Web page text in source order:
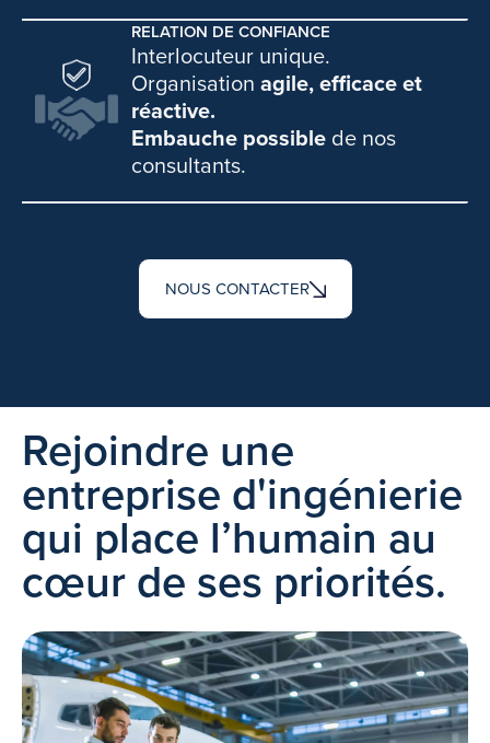
RELATION DE CONFIANCE
Interlocuteur unique.
Organisation agile, efficace et
réactive.
Embauche possible de nos
consultants.
NOUS CONTACTER
Rejoindre une
entreprise d'ingénierie
qui place l’humain au
cœur de ses priorités.